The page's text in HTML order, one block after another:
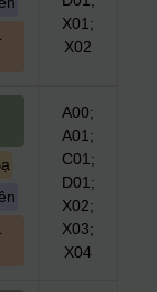
X01;
X02
A00;
A01;
C01;
D01;
X02;
X03;
X04